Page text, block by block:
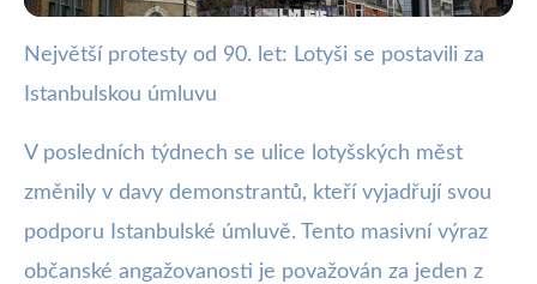
webya.cz
Masivní Protesty v Lotyšsku: Boj
za Ratifikaci Istanbulské Úmluvy
8. 11. 2025 · 4 min čtení · Autor: Kristián Valenta
Největší protesty od 90. let: Lotyši se postavili za
Istanbulskou úmluvu
V posledních týdnech se ulice lotyšských měst
změnily v davy demonstrantů, kteří vyjadřují svou
podporu Istanbulské úmluvě. Tento masivní výraz
občanské angažovanosti je považován za jeden z